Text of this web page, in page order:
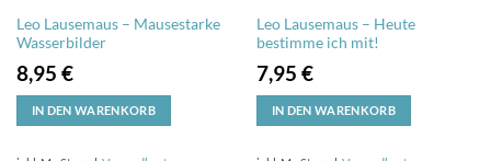
Leo Lausemaus – Mausestarke
Wasserbilder
8,95 €
IN DEN WARENKORB
Leo Lausemaus – Heute
bestimme ich mit!
7,95 €
IN DEN WARENKORB